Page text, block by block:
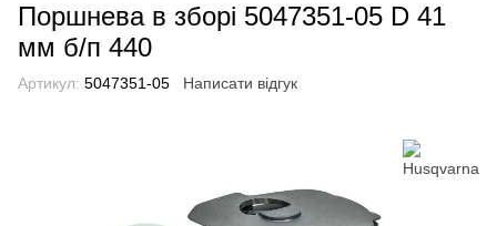
Поршнева в зборі 5047351-05 D 41
мм б/п 440
Артикул: 5047351-05 Написати відгук